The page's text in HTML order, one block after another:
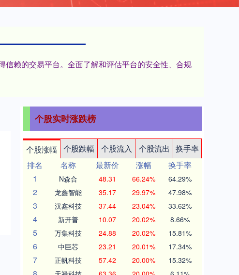
赖的交易平台。全面了解和评估平台的安全性、合规
个股实时涨跌榜
个股涨幅 个股跌幅 个股流入 个股流出
换手率
排名
名称 最新价 涨幅
换手率
1
N森合 48.31 66.24% 64.29%
2 龙鑫智能 35.17 29.97% 47.98%
3 汉鑫科技 37.44 23.04% 33.62%
4 新开普 10.07 20.02% 8.66%
5 万集科技 24.88 20.02% 15.81%
6 中巨芯 23.21 20.01% 17.34%
7 正帆科技 57.42 20.00% 15.32%